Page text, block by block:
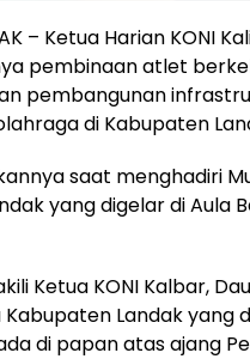
– Ketua Harian KONI
pembinaan atlet
pembangunan
di Kabupaten
saat menghadiri
yang digelar di Aula
Ketua KONI Kalbar,
Landak
di papan atas ajang